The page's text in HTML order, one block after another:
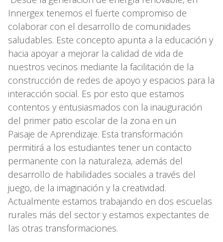
Innergex tenemos el fuerte compromiso de
colaborar con el desarrollo de comunidades
saludables. Este concepto apunta a la educación y
hacia apoyar a mejorar la calidad de vida de
nuestros vecinos mediante la facilitación de la
construcción de redes de apoyo y espacios para la
interacción social. Es por esto que estamos
contentos y entusiasmados con la inauguración
del primer patio escolar de la zona en un
Paisaje de Aprendizaje. Esta transformación
permitirá a los estudiantes tener un contacto
permanente con la naturaleza, además del
desarrollo de habilidades sociales a través del
juego, de la imaginación y la creatividad.
Actualmente estamos trabajando en dos escuelas
rurales más del sector y estamos expectantes de
las otras transformaciones.